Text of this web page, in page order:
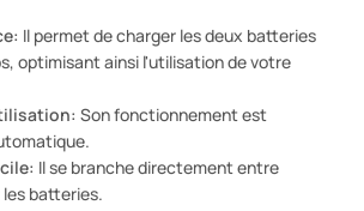
Il permet de charger les deux batteries
optimisant ainsi l'utilisation de votre
Son fonctionnement est
Il se branche directement entre
batteries.